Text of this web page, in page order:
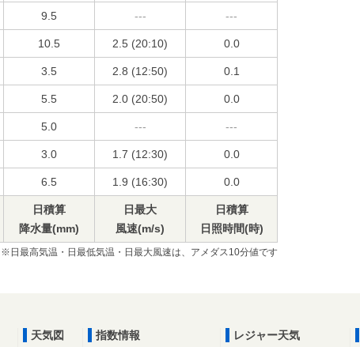
9.5 --- ---
10.5 2.5 (20:10) 0.0
3.5 2.8 (12:50) 0.1
5.5 2.0 (20:50) 0.0
5.0 --- ---
3.0 1.7 (12:30) 0.0
6.5 1.9 (16:30) 0.0
日積算
降水量(mm)
日最大
風速(m/s)
日積算
日照時間(時)
※日最高気温・日最低気温・日最大風速は、アメダス10分値です
天気図
指数情報
レジャー天気